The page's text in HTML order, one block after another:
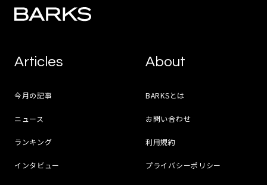
Articles
今月の記事
ニュース
ランキング
インタビュー
About
BARKSとは
お問い合わせ
利用規約
プライバシーポリシー